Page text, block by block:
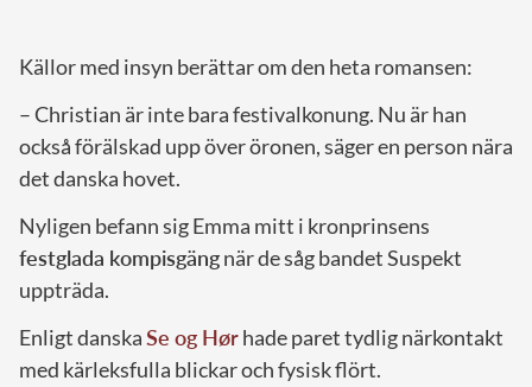
Källor med insyn berättar om den heta romansen:
– Christian är inte bara festivalkonung. Nu är han
också förälskad upp över öronen, säger en person nära
det danska hovet.
Nyligen befann sig Emma mitt i kronprinsens
festglada kompisgängnär de såg bandet Suspekt
uppträda.
Enligt danskaSe og Hørhade paret tydlig närkontakt
med kärleksfulla blickar och fysisk flört.